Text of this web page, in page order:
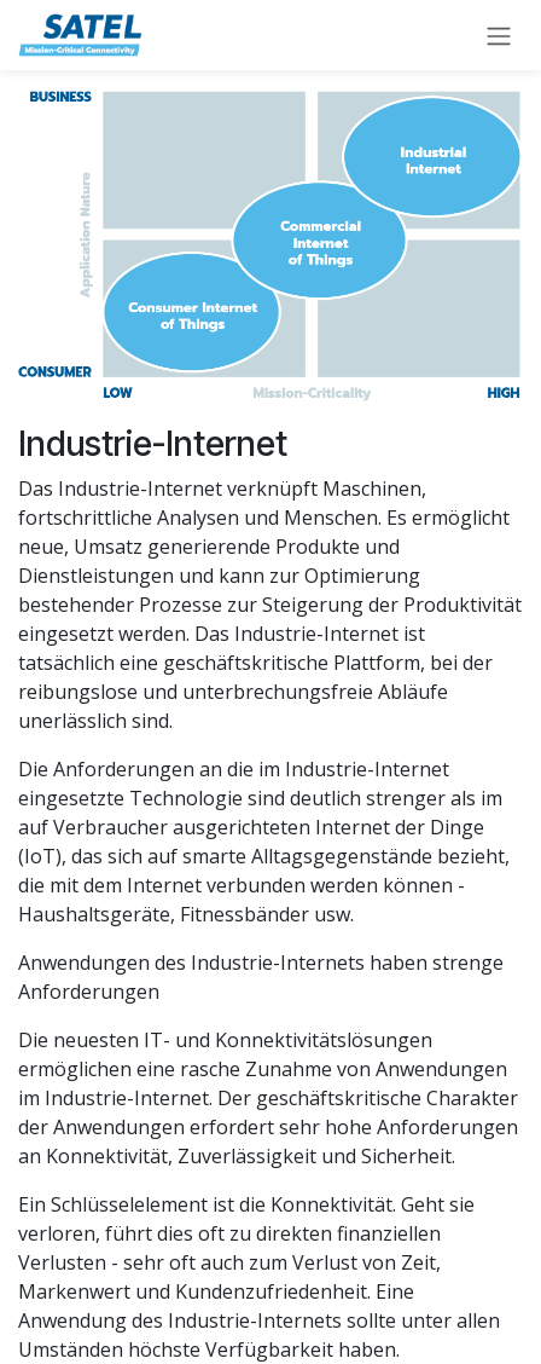
Zum Inhalt springen
Industrie-Internet
Das Industrie-Internet verknüpft Maschinen,
fortschrittliche Analysen und Menschen. Es ermöglicht
neue, Umsatz generierende Produkte und
Dienstleistungen und kann zur Optimierung
bestehender Prozesse zur Steigerung der Produktivität
eingesetzt werden. Das Industrie-Internet ist
tatsächlich eine geschäftskritische Plattform, bei der
reibungslose und unterbrechungsfreie Abläufe
unerlässlich sind.
Die Anforderungen an die im Industrie-Internet
eingesetzte Technologie sind deutlich strenger als im
auf Verbraucher ausgerichteten Internet der Dinge
(IoT), das sich auf smarte Alltagsgegenstände bezieht,
die mit dem Internet verbunden werden können -
Haushaltsgeräte, Fitnessbänder usw.
Anwendungen des Industrie-Internets haben strenge
Anforderungen
Die neuesten IT- und Konnektivitätslösungen
ermöglichen eine rasche Zunahme von Anwendungen
im Industrie-Internet. Der geschäftskritische Charakter
der Anwendungen erfordert sehr hohe Anforderungen
an Konnektivität, Zuverlässigkeit und Sicherheit.
Ein Schlüsselelement ist die Konnektivität. Geht sie
verloren, führt dies oft zu direkten finanziellen
Verlusten - sehr oft auch zum Verlust von Zeit,
Markenwert und Kundenzufriedenheit. Eine
Anwendung des Industrie-Internets sollte unter allen
Umständen höchste Verfügbarkeit haben.